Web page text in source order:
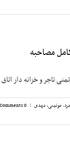
مصاحبه
تاجر و خزانه دار
مرد,موتمنی، مهدی |
0 Comments